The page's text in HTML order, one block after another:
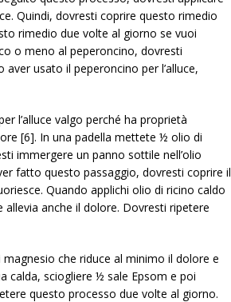
Quindi, dovresti coprire questo rimedio
rimedio due volte al giorno se vuoi
o meno al peperoncino, dovresti
usato il peperoncino per l’alluce,
l’alluce valgo perché ha proprietà
[6]. In una padella mettete ½ olio di
immergere un panno sottile nell’olio
fatto questo passaggio, dovresti coprire il
Quando applichi olio di ricino caldo
anche il dolore. Dovresti ripetere
che riduce al minimo il dolore e
calda, sciogliere ½ sale Epsom e poi
questo processo due volte al giorno.